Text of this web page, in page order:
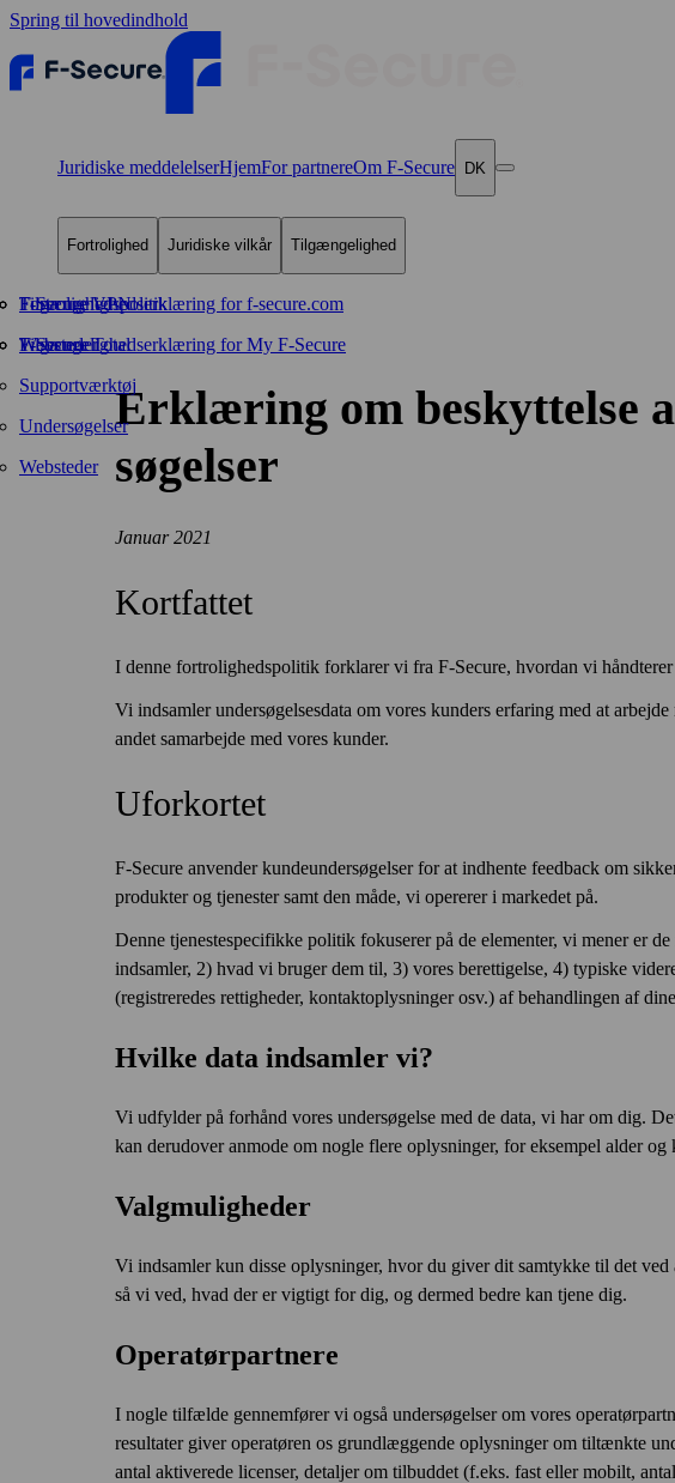
Spring til hovedindhold
Juridiske meddelelserHjemFor partnereOm F‑Secure DK
Fortrolighed
Fortrolighedspolitik
F‑Secure Total
Supportværktøj
Undersøgelser
Websteder
Juridiske vilkår
F‑Secure VPN
Websteder
Tilgængelighed
Tilgængelighedserklæring for f-secure.com
Tilgængelighedserklæring for My F-Secure
Erklæring om beskyttelse
søgelser
Januar 2021
Kortfattet
I denne fortrolighedspolitik forklarer vi fra F‑Secure, hvordan vi
Vi indsamler under­søgelses­data om vores kunders erfaring med at
andet sam­arbejde med vores kunder.
Uforkortet
F‑Secure anvender kundeundersøgelser for at indhente feed­back om
produkter og tjenester samt den måde, vi opererer i markedet på.
Denne tjenestespecifikke politik fokuserer på de elementer, vi mener er
indsamler, 2) hvad vi bruger dem til, 3) vores berettigelse, 4) typiske
(registreredes rettigheder, kontaktoplysninger osv.) af behandlingen af
Hvilke data indsamler vi?
Vi udfylder på forhånd vores undersøgelse med de data, vi har om dig.
kan derudover anmode om nogle flere oplysninger, for eksempel alder
Valgmuligheder
Vi indsamler kun disse oplysninger, hvor du giver dit samtykke til det
så vi ved, hvad der er vigtigt for dig, og dermed bedre kan tjene dig.
Operatørpartnere
I nogle tilfælde gennemfører vi også undersøgelser om vores
resultater giver operatøren os grundlæggende oplysninger om tiltænkte
antal aktiverede licenser, detaljer om tilbuddet (f.eks. fast eller mobilt,